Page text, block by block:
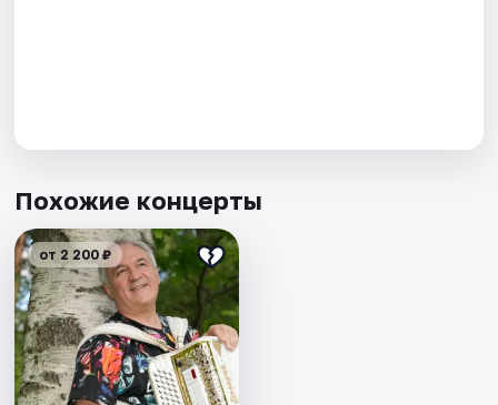
Похожие концерты
от 2 200 ₽